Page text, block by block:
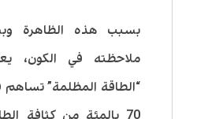
بسبب هذه الظاهرة
ملاحظته في الكون،
“الطاقة المظلمة”